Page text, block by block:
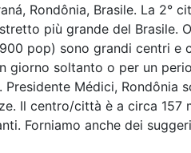
Rondônia, Brasile. La 2°
più grande del Brasile.
pop) sono grandi centri e
giorno soltanto o per un
Médici, Rondônia
Il centro/città è a circa 157
Forniamo anche dei